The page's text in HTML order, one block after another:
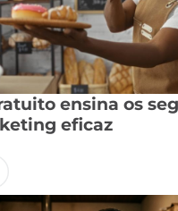
ensina os
eficaz